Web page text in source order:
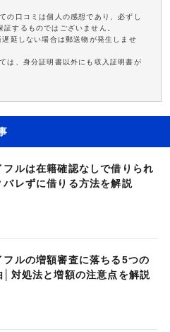
の口コミは個人の感想であり、必ずし
するものではございません。
延しない場合は郵送物が発生しませ
は、身分証明書以外にも収入証明書が
フルは在籍確認なしで借りられ
バレずに借りる方法を解説
フルの増額審査に落ちる5つの
│対処法と増額の注意点を解説